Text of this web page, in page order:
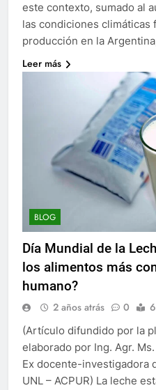
este contexto, sumado al
las condiciones climáticas
producción en la
Leer más
BLOG
Día Mundial de la
los alimentos más
humano?
2 años atrás 0
(Artículo difundido por la
elaborado por Ing. Agr.
Ex docente-investigadora
UNL – ACPUR) La leche